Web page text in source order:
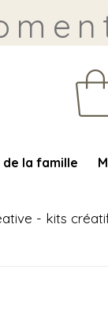
la famille
- kits